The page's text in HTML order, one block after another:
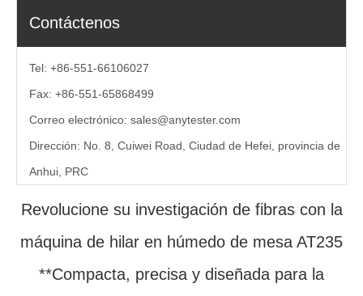
Contáctenos
Tel: +86-551-66106027
Fax: +86-551-65868499
Correo electrónico: sales@anytester.com
Dirección: No. 8, Cuiwei Road, Ciudad de Hefei, provincia de
Anhui, PRC
Revolucione su investigación de fibras con la
máquina de hilar en húmedo de mesa AT235
**Compacta, precisa y diseñada para la